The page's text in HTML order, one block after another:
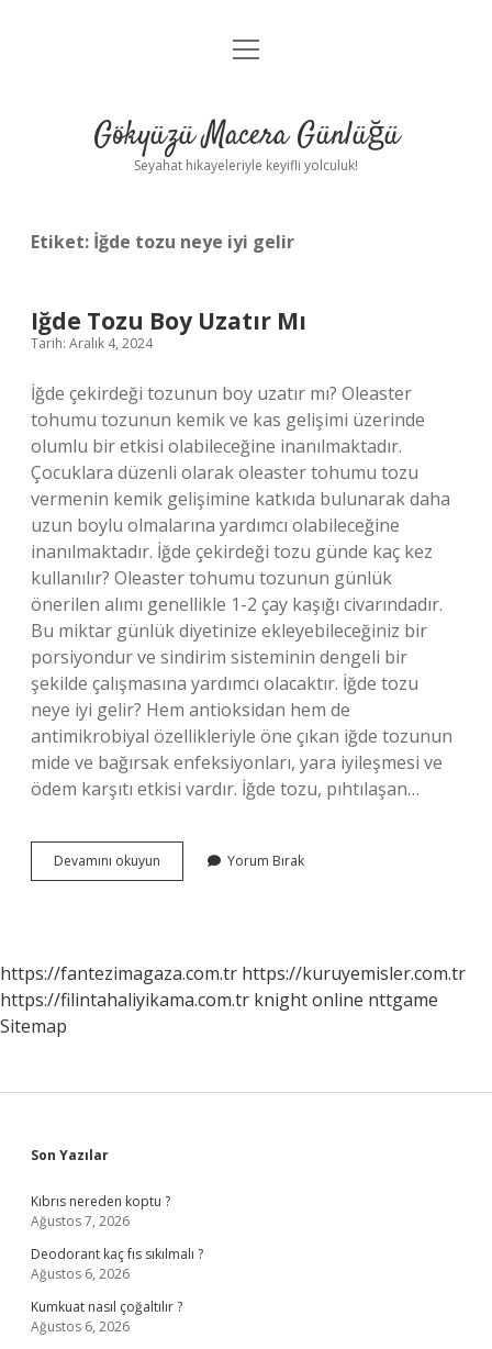
Anasayfa
Yasal Uyarı
menüyü
Gökyüzü Macera Günlüğü
Seyahat hikayeleriyle keyifli yolculuk!
Etiket: İğde tozu neye iyi gelir
Iğde Tozu Boy Uzatır Mı
Tarih: Aralık 4, 2024
İğde çekirdeği tozunun boy uzatır mı? Oleaster
tohumu tozunun kemik ve kas gelişimi üzerinde
olumlu bir etkisi olabileceğine inanılmaktadır.
Çocuklara düzenli olarak oleaster tohumu tozu
vermenin kemik gelişimine katkıda bulunarak daha
uzun boylu olmalarına yardımcı olabileceğine
inanılmaktadır. İğde çekirdeği tozu günde kaç kez
kullanılır? Oleaster tohumu tozunun günlük
önerilen alımı genellikle 1-2 çay kaşığı civarındadır.
Bu miktar günlük diyetinize ekleyebileceğiniz bir
porsiyondur ve sindirim sisteminin dengeli bir
şekilde çalışmasına yardımcı olacaktır. İğde tozu
neye iyi gelir? Hem antioksidan hem de
antimikrobiyal özellikleriyle öne çıkan iğde tozunun
mide ve bağırsak enfeksiyonları, yara iyileşmesi ve
ödem karşıtı etkisi vardır. İğde tozu, pıhtılaşan…
Devamını okuyun
Tozu
Yorum Bırak
https://fantezimagaza.com.tr https://kuruyemisler.com.tr
https://filintahaliyikama.com.tr knight online nttgame
Sitemap
Sidebar
Son Yazılar
Kıbrıs nereden koptu ?
Ağustos 7, 2026
Deodorant kaç fıs sıkılmalı ?
Ağustos 6, 2026
Kumkuat nasıl çoğaltılır ?
Ağustos 6, 2026